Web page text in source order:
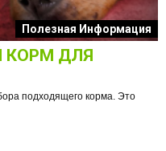
Полезная Информация
КОРМ ДЛЯ
подходящего корма. Это